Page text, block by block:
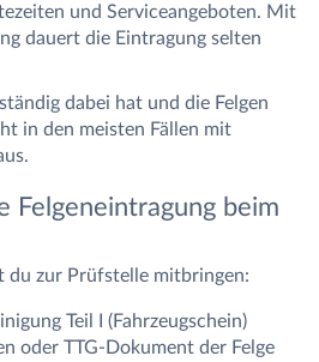
und Serviceangeboten. Mit
dauert die Eintragung selten
dabei hat und die Felgen
in den meisten Fällen mit
Felgeneintragung beim
du zur Prüfstelle mitbringen:
Teil I (Fahrzeugschein)
oder TTG-Dokument der Felge